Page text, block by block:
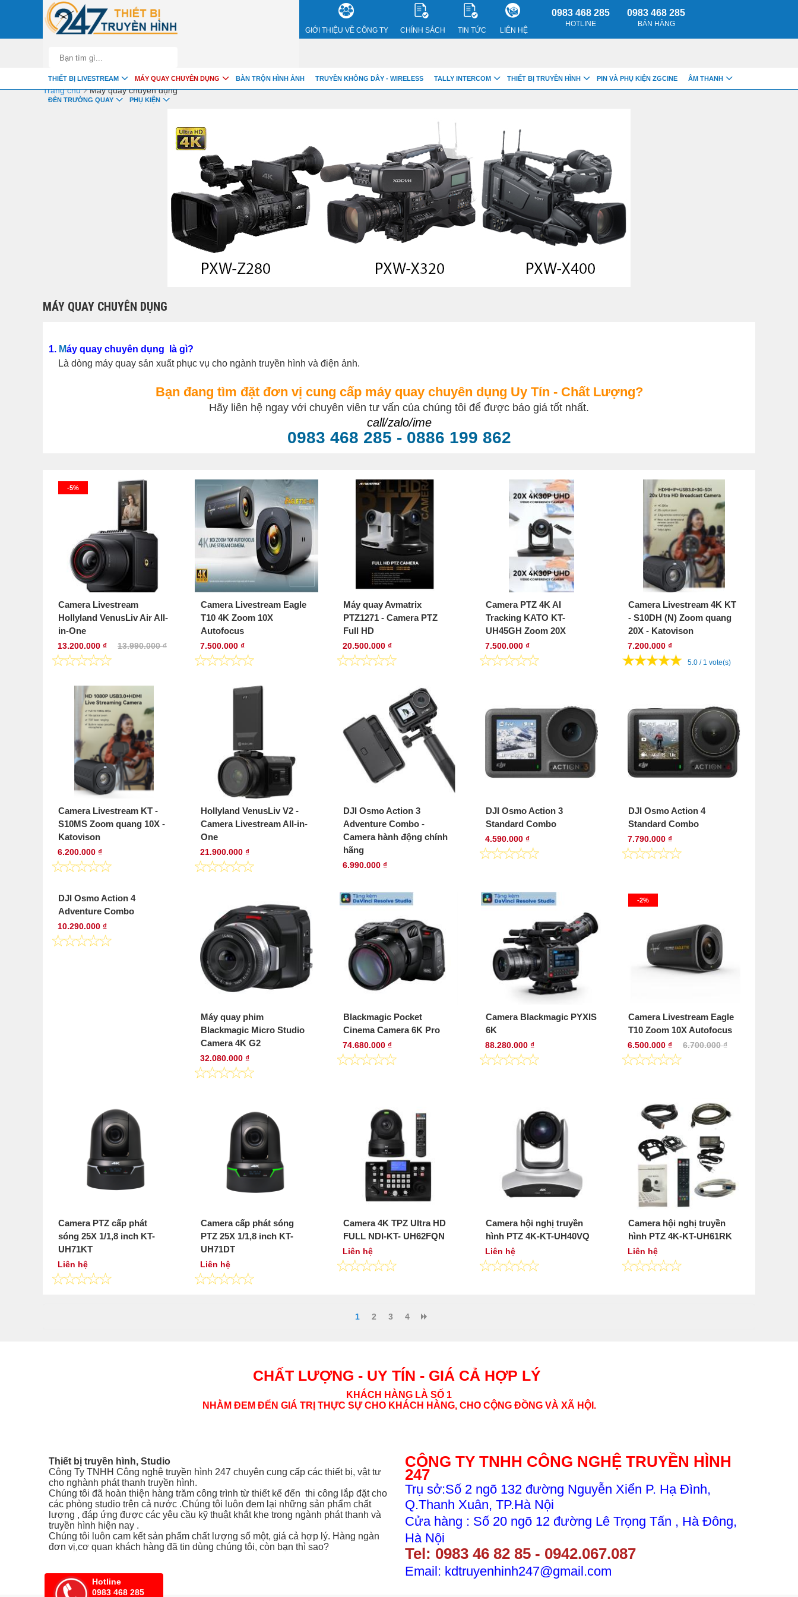
Trang chủ › Máy quay chuyên dụng
MÁY QUAY CHUYÊN DỤNG
1. Máy quay chuyên dụng là gì?
Là dòng máy quay sản xuất phục vụ cho ngành truyền hình và điện ảnh.
Bạn đang tìm đặt đơn vị cung cấp máy quay chuyên dụng Uy Tín - Chất Lượng?
Hãy liên hệ ngay với chuyên viên tư vấn của chúng tôi để được báo giá tốt nhất.
call/zalo/ime
0983 468 285 - 0886 199 862
-5%
Camera Livestream
Hollyland VenusLiv Air All-
in-One
13.200.000 ₫ 13.990.000 ₫
Camera Livestream Eagle
T10 4K Zoom 10X
Autofocus
7.500.000 ₫
Máy quay Avmatrix
PTZ1271 - Camera PTZ
Full HD
20.500.000 ₫
Camera PTZ 4K AI
Tracking KATO KT-
UH45GH Zoom 20X
7.500.000 ₫
Camera Livestream 4K KT
- S10DH (N) Zoom quang
20X - Katovison
7.200.000 ₫
5.0 / 1 vote(s)
Camera Livestream KT -
S10MS Zoom quang 10X -
Katovison
6.200.000 ₫
Hollyland VenusLiv V2 -
Camera Livestream All-in-
One
21.900.000 ₫
DJI Osmo Action 3
Adventure Combo -
Camera hành động chính
hãng
6.990.000 ₫
DJI Osmo Action 3
Standard Combo
4.590.000 ₫
DJI Osmo Action 4
Standard Combo
7.790.000 ₫
DJI Osmo Action 4
Adventure Combo
10.290.000 ₫
Máy quay phim
Blackmagic Micro Studio
Camera 4K G2
32.080.000 ₫
Blackmagic Pocket
Cinema Camera 6K Pro
74.680.000 ₫
Camera Blackmagic PYXIS
6K
88.280.000 ₫
-2%
Camera Livestream Eagle
T10 Zoom 10X Autofocus
6.500.000 ₫ 6.700.000 ₫
Camera PTZ cấp phát
sóng 25X 1/1,8 inch KT-
UH71KT
Liên hệ
Camera cấp phát sóng
PTZ 25X 1/1,8 inch KT-
UH71DT
Liên hệ
Camera 4K TPZ Ultra HD
FULL NDI-KT- UH62FQN
Liên hệ
Camera hội nghị truyền
hình PTZ 4K-KT-UH40VQ
Liên hệ
Camera hội nghị truyền
hình PTZ 4K-KT-UH61RK
Liên hệ
1 2 3 4
GIỚI THIỆU VỀ CÔNG TY CHÍNH SÁCH TIN TỨC LIÊN HỆ
0983 468 285
HOTLINE
0983 468 285
BÁN HÀNG
THIẾT BỊ LIVESTREAM MÁY QUAY CHUYÊN DỤNG BÀN TRỘN HÌNH ẢNH TRUYỀN KHÔNG DÂY - WIRELESS TALLY INTERCOM THIẾT BỊ TRUYỀN HÌNH PIN VÀ PHỤ KIỆN ZGCINE ÂM THANH
ĐÈN TRƯỜNG QUAY PHỤ KIỆN
CHẤT LƯỢNG - UY TÍN - GIÁ CẢ HỢP LÝ
KHÁCH HÀNG LÀ SỐ 1
NHẰM ĐEM ĐẾN GIÁ TRỊ THỰC SỰ CHO KHÁCH HÀNG, CHO CỘNG ĐỒNG VÀ XÃ HỘI.
Thiết bị truyền hình, Studio
Công Ty TNHH Công nghệ truyền hình 247 chuyên cung cấp các thiết bị, vật tư
cho nghành phát thanh truyền hình.
Chúng tôi đã hoàn thiện hàng trăm công trình từ thiết kế đến thi công lắp đặt cho
các phòng studio trên cả nước .Chúng tôi luôn đem lại những sản phẩm chất
lượng , đáp ứng được các yêu cầu kỹ thuật khắt khe trong ngành phát thanh và
truyền hình hiện nay .
Chúng tôi luôn cam kết sản phẩm chất lượng số một, giá cả hợp lý. Hàng ngàn
đơn vị,cơ quan khách hàng đã tin dùng chúng tôi, còn bạn thì sao?
CÔNG TY TNHH CÔNG NGHỆ TRUYỀN HÌNH
247
Trụ sở:Số 2 ngõ 132 đường Nguyễn Xiển P. Hạ Đình,
Q.Thanh Xuân, TP.Hà Nội
Cửa hàng : Số 20 ngõ 12 đường Lê Trọng Tấn , Hà Đông,
Hà Nội
Tel: 0983 46 82 85 - 0942.067.087
Email: kdtruyenhinh247@gmail.com
Hotline
0983 468 285